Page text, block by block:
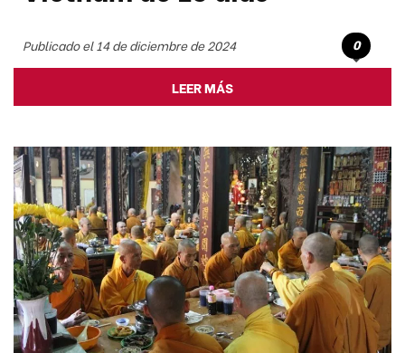
Publicado el 14 de diciembre de 2024 0
LEER MÁS